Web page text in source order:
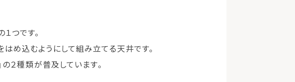
つです。
め込むようにして組み立てる天井です。
の２種類が普及しています。